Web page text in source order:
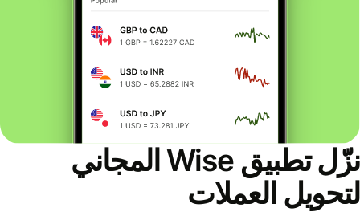
نزّل تطبيق Wise المجاني
العملات